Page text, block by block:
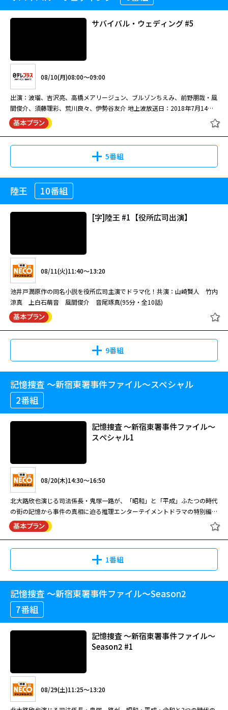
サバイバル・ウェディング #5
08/10(月)08:00～09:00
出演：波瑠、吉沢亮、高橋メアリージュン、ブルゾンちえみ、前野朋哉・風
間俊介、須藤理彩、荒川良々、伊勢谷友介 地上波放送日：2018年7月14日
～9月22日
5番組
出演：波瑠、吉沢亮、高橋メアリージュン、ブルゾンちえみ、前野朋哉・風
間俊介、須藤理彩、荒川良々、伊勢谷友介 地上波放送日：2018年7月14日
～9月22日
08/11(火)08:00～09:00
出演：波瑠、吉沢亮、高橋メアリージュン、ブルゾンちえみ、前野朋哉・風
間俊介、須藤理彩、荒川良々、伊勢谷友介 地上波放送日：2018年7月14日
～9月22日
サバイバル・ウェディング #7
08/12(水)08:00～09:00
間俊介、須藤理彩、荒川良々、伊勢谷友介 地上波放送日：2018年7月14日
～9月22日
サバイバル・ウェディング #8
08/13(木)08:00～09:00
出演：波瑠、吉沢亮、高橋メアリージュン、ブルゾンちえみ、前野朋哉・風
陸王 10番組
[字]陸王 #1【役所広司出演】
08/11(火)11:40～13:20
池井戸潤原作の同名小説を役所広司主演でドラマ化！共演：山崎賢人 竹内
涼真 上白石萌音 風間俊介 音尾琢真(95分・全10話)
9番組
[字]陸王 #1【役所広司出演】
08/11(火)11:40～13:20
涼真 上白石萌音 風間俊介 音尾琢真(95分・全10話)
[字]陸王 #2【役所広司出演】
08/11(火)13:20～14:40
涼真 上白石萌音 風間俊介 音尾琢真(65分・全10話)
[字]陸王 #3【役所広司出演】
08/11(火)14:40～15:45
記憶捜査 ～新宿東署事件ファイル～スペシャル
2番組
記憶捜査 ～新宿東署事件ファイル～
スペシャル1
08/20(木)14:30～16:50
北大路欣也演じる司法係長・鬼塚一路が、「昭和」と「平成」ふたつの時代
の街の記憶から事件の真相に迫る推理エンターテイメントドラマの特別編。
ある日、新宿区・須賀町で粕汁の集団食中毒事件が発生。鬼塚は記憶を遡
り、毒物が保管されている新宿マキタ鉄鋼に遠山咲を向かわせるが、保管さ
妻・蒔田紀子に向けられる。一方、刑事官の神啓太郎は、管理官・橘修平と
1番組
記憶捜査 ～新宿東署事件ファイル～
08/20(木)14:30～16:50
の街の記憶から事件の真相に迫る推理エンターテイメントドラマの特別編。
ある日、新宿区・須賀町で粕汁の集団食中毒事件が発生。鬼塚は記憶を遡
り、毒物が保管されている新宿マキタ鉄鋼に遠山咲を向かわせるが、保管さ
記憶捜査 ～新宿東署事件ファイル～Season2
7番組
記憶捜査 ～新宿東署事件ファイル～
Season2 #1
08/29(土)11:25～13:20